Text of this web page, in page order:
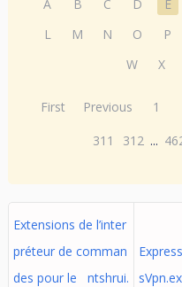
A B C D E
L
M N O P
W
X
First Previous 1
311
312 ...
Extensions de l’inter
préteur de comman
des pour le ntshrui.